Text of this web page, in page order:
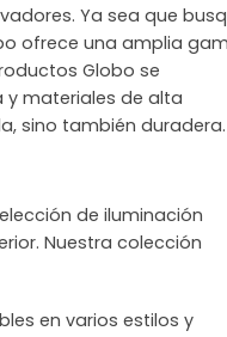
Ya sea que
ofrece una amplia
Globo se
y materiales de alta
sino también duradera.
de iluminación
Nuestra colección
en varios estilos y